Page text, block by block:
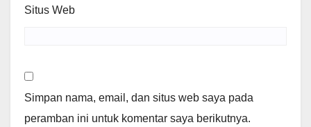
Situs Web
Simpan nama, email, dan situs web saya pada
peramban ini untuk komentar saya berikutnya.